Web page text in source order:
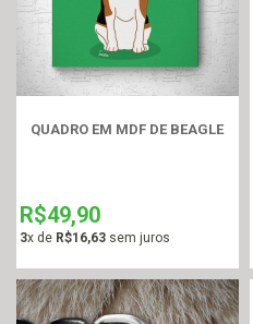
QUADRO EM MDF DE BEAGLE
R$49,90
3x de R$16,63 sem juros